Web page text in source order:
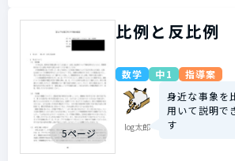
5ページ
比例と反比例
数学 中1 指導案
log太郎
身近な事象を
用いて説明で
す